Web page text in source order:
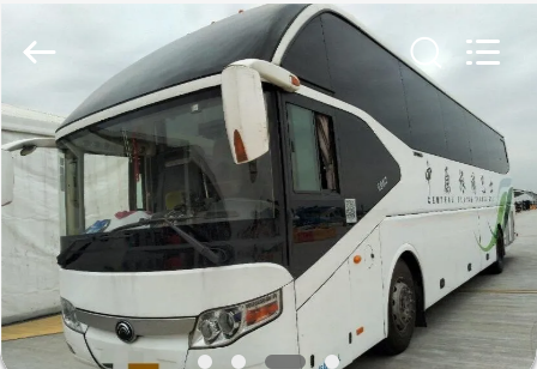
বাড়ি
পণ্য
আমাদের
সম্পর্কে
ZHENGZHOU
CO.,
LTD..
Reserved.